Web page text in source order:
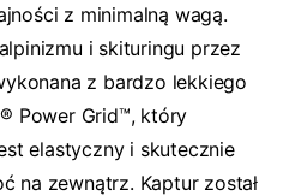
z minimalną wagą.
i skituringu przez
z bardzo lekkiego
Power Grid™, który
elastyczny i skutecznie
na zewnątrz. Kaptur został